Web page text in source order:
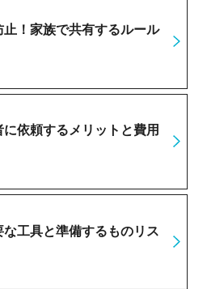
！家族で共有するルール
依頼するメリットと費用
工具と準備するものリス